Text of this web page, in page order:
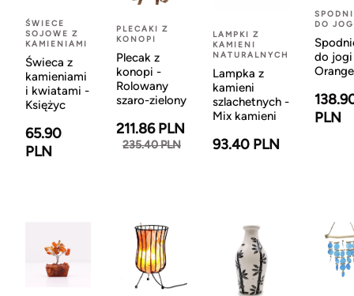
ŚWIECE
SOJOWE Z
KAMIENIAMI
Świeca z
kamieniami
i kwiatami -
Księżyc
65.90
PLN
PLECAKI Z
KONOPI
Plecak z
konopi -
Rolowany
szaro-zielony
211.86 PLN
235.40 PLN
LAMPKI Z
KAMIENI
NATURALNYCH
Lampka z
kamieni
szlachetnych -
Mix kamieni
93.40 PLN
DO
do
Orange
PLN